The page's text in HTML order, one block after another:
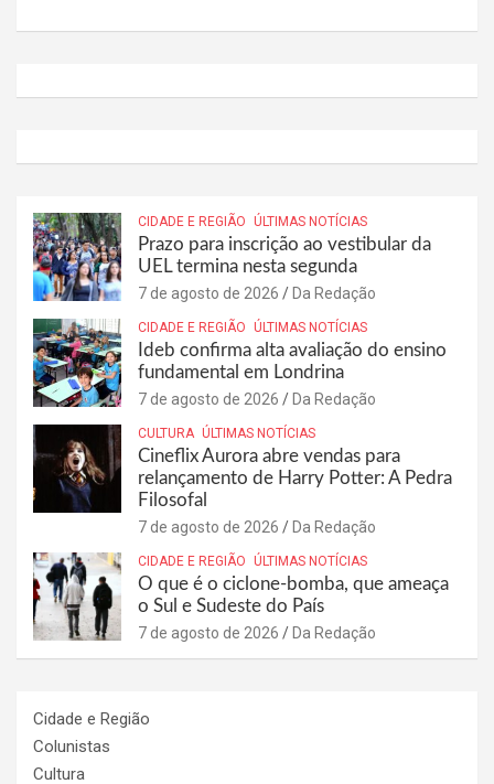
CIDADE E REGIÃO ÚLTIMAS NOTÍCIAS
Prazo para inscrição ao vestibular da
UEL termina nesta segunda
7 de agosto de 2026 Da Redação
CIDADE E REGIÃO ÚLTIMAS NOTÍCIAS
Ideb confirma alta avaliação do ensino
fundamental em Londrina
7 de agosto de 2026 Da Redação
CULTURA ÚLTIMAS NOTÍCIAS
Cineflix Aurora abre vendas para
relançamento de Harry Potter: A Pedra
Filosofal
7 de agosto de 2026 Da Redação
CIDADE E REGIÃO ÚLTIMAS NOTÍCIAS
O que é o ciclone-bomba, que ameaça
o Sul e Sudeste do País
7 de agosto de 2026 Da Redação
Cidade e Região
Colunistas
Cultura